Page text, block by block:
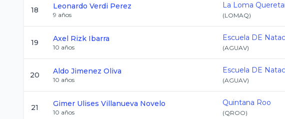
18 Leonardo Verdi Perez
9 años
La Loma
(LOMAQ)
19 Axel Rizk Ibarra
10 años
Escuela DE
(AGUAV)
20 Aldo Jimenez Oliva
10 años
Escuela DE
(AGUAV)
21 Gimer Ulises Villanueva Novelo
10 años
Quintana Roo
(QROO)